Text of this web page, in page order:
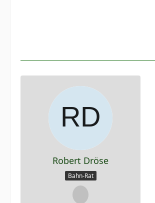
Robert Dröse
Bahn-Rat